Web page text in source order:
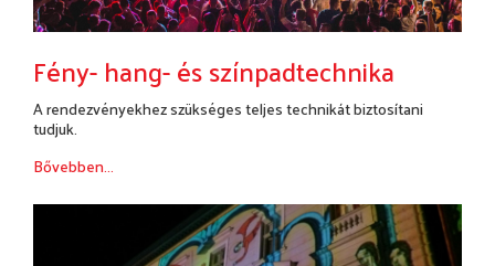
Fény- hang- és színpadtechnika
A rendezvényekhez szükséges teljes technikát biztosítani
tudjuk.
Bővebben...